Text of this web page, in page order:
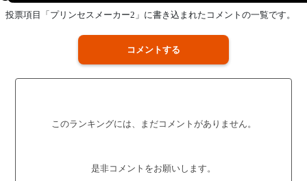
投票項目「プリンセスメーカー2」に書き込まれたコメントの一覧です。
コメントする
このランキングには、まだコメントがありません。
是非コメントをお願いします。